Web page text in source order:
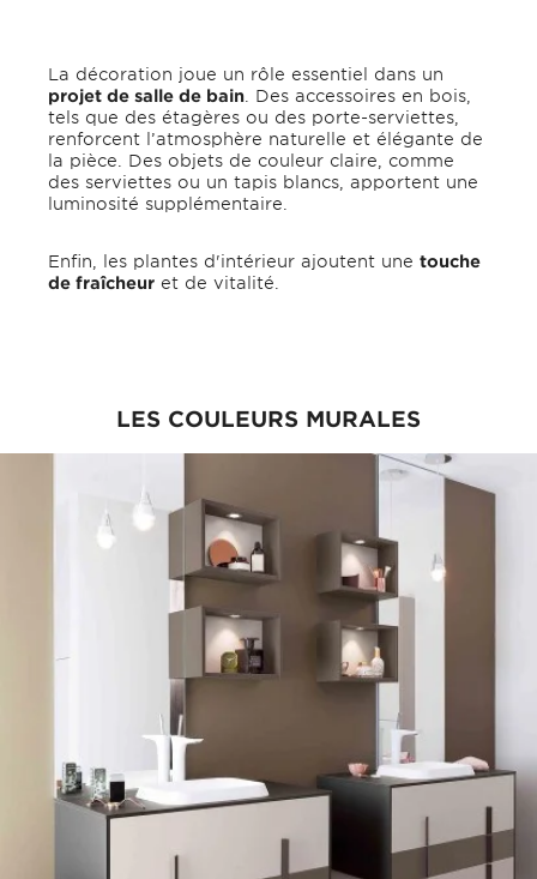
La décoration joue un rôle essentiel dans un
projet de salle de bain . Des accessoires en bois,
tels que des étagères ou des porte-serviettes,
renforcent l’atmosphère naturelle et élégante de
la pièce. Des objets de couleur claire, comme
des serviettes ou un tapis blancs, apportent une
luminosité supplémentaire.
Enfin, les plantes d'intérieur ajoutent une touche
de fraîcheur et de vitalité.
LES COULEURS MURALES